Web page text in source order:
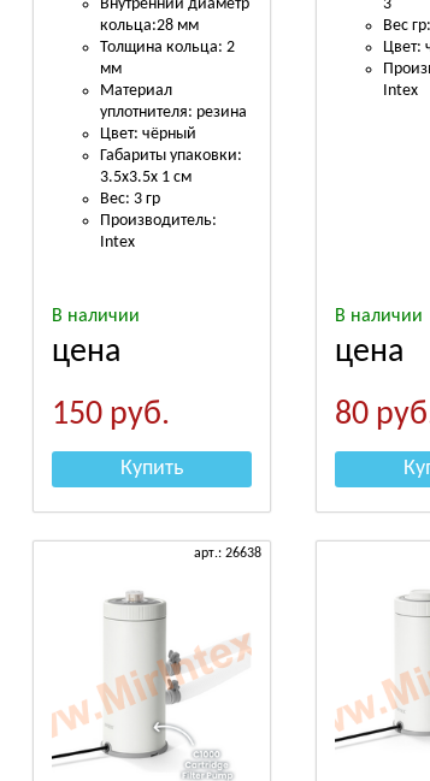
Внутренний диаметр
кольца:28 мм
Толщина кольца: 2
мм
Материал
уплотнителя: резина
Цвет: чёрный
Габариты упаковки:
3.5х3.5х 1 см
Вес: 3 гр
Производитель:
Intex
В наличии
цена
150 руб.
Купить
3
Вес
Цвет:
Intex
В наличии
цена
80
арт.: 26638